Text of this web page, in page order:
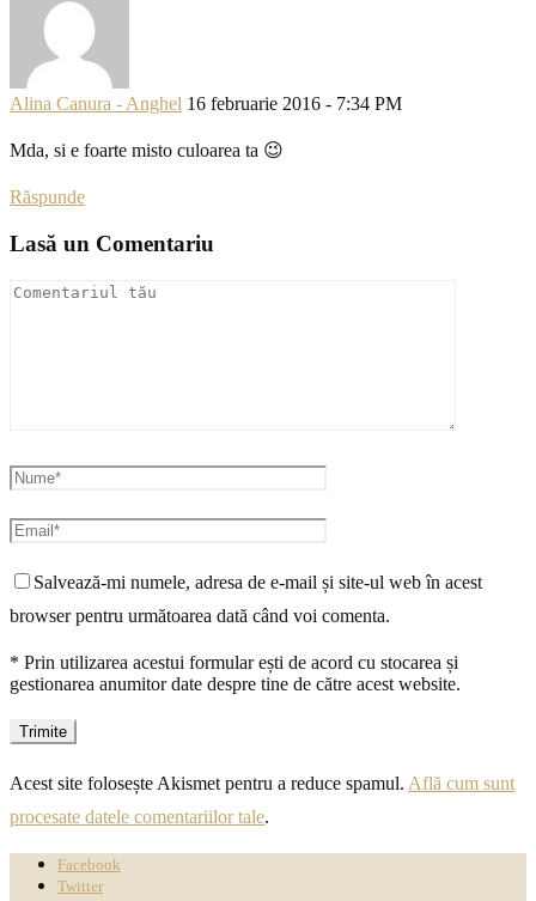
Alina Canura - Anghel 16 februarie 2016 - 7:34 PM
Mda, si e foarte misto culoarea ta 😉
Răspunde
Lasă un Comentariu
Salvează-mi numele, adresa de e-mail și site-ul web în acest
browser pentru următoarea dată când voi comenta.
* Prin utilizarea acestui formular ești de acord cu stocarea și
gestionarea anumitor date despre tine de către acest website.
Acest site folosește Akismet pentru a reduce spamul. Află cum sunt
procesate datele comentariilor tale.
Facebook
Twitter